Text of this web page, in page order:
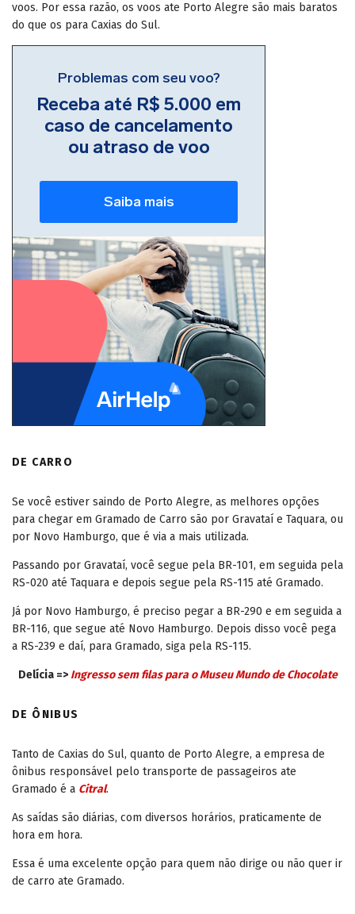
voos. Por essa razão, os voos ate Porto Alegre são mais baratos
do que os para Caxias do Sul.
DE CARRO
Se você estiver saindo de Porto Alegre, as melhores opções
para chegar em Gramado de Carro são por Gravataí e Taquara, ou
por Novo Hamburgo, que é via a mais utilizada.
Passando por Gravataí, você segue pela BR-101, em seguida pela
RS-020 até Taquara e depois segue pela RS-115 até Gramado.
Já por Novo Hamburgo, é preciso pegar a BR-290 e em seguida a
BR-116, que segue até Novo Hamburgo. Depois disso você pega
a RS-239 e daí, para Gramado, siga pela RS-115.
Delícia => Ingresso sem filas para o Museu Mundo de Chocolate
DE ÔNIBUS
Tanto de Caxias do Sul, quanto de Porto Alegre, a empresa de
ônibus responsável pelo transporte de passageiros ate
Gramado é a Citral.
As saídas são diárias, com diversos horários, praticamente de
hora em hora.
Essa é uma excelente opção para quem não dirige ou não quer ir
de carro ate Gramado.